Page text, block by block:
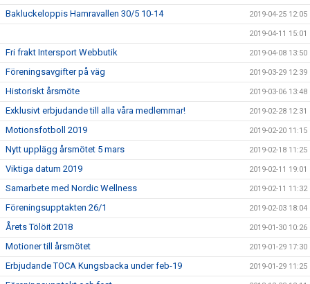
Bakluckeloppis Hamravallen 30/5 10-14 2019-04-25 12:05
2019-04-11 15:01
Fri frakt Intersport Webbutik 2019-04-08 13:50
Föreningsavgifter på väg 2019-03-29 12:39
Historiskt årsmöte 2019-03-06 13:48
Exklusivt erbjudande till alla våra medlemmar! 2019-02-28 12:31
Motionsfotboll 2019 2019-02-20 11:15
Nytt upplägg årsmötet 5 mars 2019-02-18 11:25
Viktiga datum 2019 2019-02-11 19:01
Samarbete med Nordic Wellness 2019-02-11 11:32
Föreningsupptakten 26/1 2019-02-03 18:04
Årets Tölöit 2018 2019-01-30 10:26
Motioner till årsmötet 2019-01-29 17:30
Erbjudande TOCA Kungsbacka under feb-19 2019-01-29 11:25